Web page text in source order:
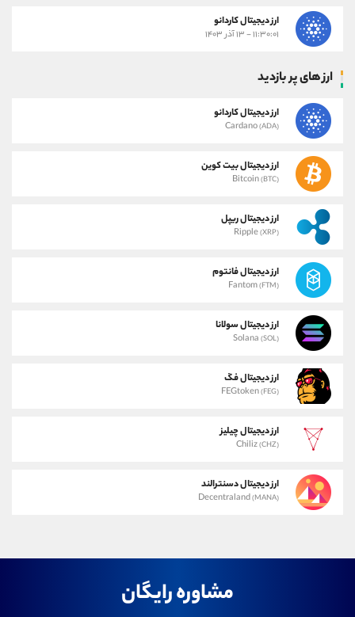
ارز دیجیتال کاردانو
۱۱:۳۰:۰۱ - ۱۳ آذر ۱۴۰۳
ارز های پر بازدید
ارز دیجیتال کاردانو
Cardano(ADA)
ارز دیجیتال بیت کوین
Bitcoin(BTC)
ارز دیجیتال ریپل
Ripple(XRP)
ارز دیجیتال فانتوم
Fantom(FTM)
ارز دیجیتال سولانا
Solana (SOL)
ارز دیجیتال فگ
FEGtoken(FEG)
ارز دیجیتال چیلیز
Chiliz(CHZ)
ارز دیجیتال دسنترالند
Decentraland(MANA)
مشاوره رایگان